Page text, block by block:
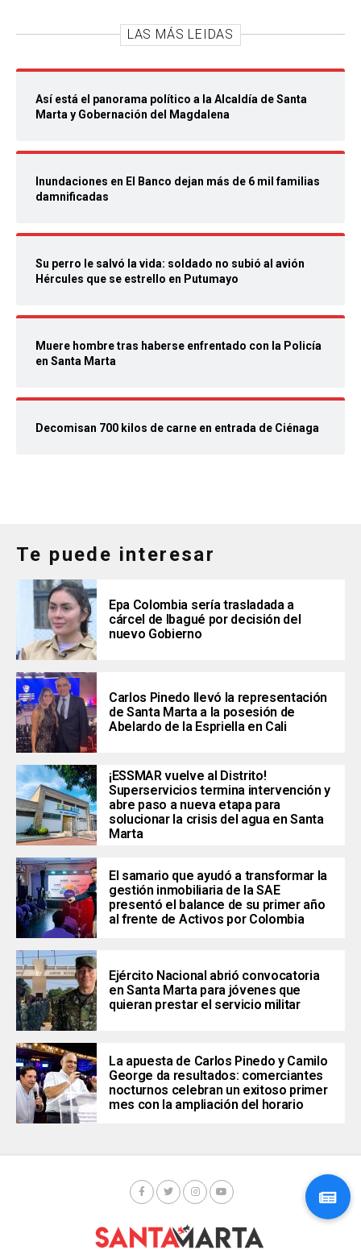
LAS MÁS LEIDAS
Así está el panorama político a la Alcaldía de Santa
Marta y Gobernación del Magdalena
Inundaciones en El Banco dejan más de 6 mil familias
damnificadas
Su perro le salvó la vida: soldado no subió al avión
Hércules que se estrello en Putumayo
Muere hombre tras haberse enfrentado con la Policía
en Santa Marta
Decomisan 700 kilos de carne en entrada de Ciénaga
Te puede interesar
Epa Colombia sería trasladada a
cárcel de Ibagué por decisión del
nuevo Gobierno
Carlos Pinedo llevó la representación
de Santa Marta a la posesión de
Abelardo de la Espriella en Cali
¡ESSMAR vuelve al Distrito!
Superservicios termina intervención y
abre paso a nueva etapa para
solucionar la crisis del agua en Santa
Marta
El samario que ayudó a transformar la
gestión inmobiliaria de la SAE
presentó el balance de su primer año
al frente de Activos por Colombia
Ejército Nacional abrió convocatoria
en Santa Marta para jóvenes que
quieran prestar el servicio militar
La apuesta de Carlos Pinedo y Camilo
George da resultados: comerciantes
nocturnos celebran un exitoso primer
mes con la ampliación del horario